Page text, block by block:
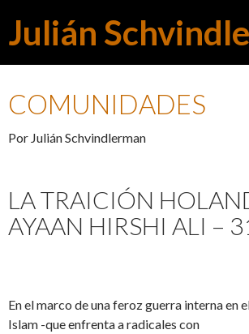
Buscar
COMUNIDADES
Por Julián Schvindlerman
LA TRAICIÓN
AYAAN HIRSHI ALI –
En el marco de una feroz guerra interna en
Islam -que enfrenta a radicales con